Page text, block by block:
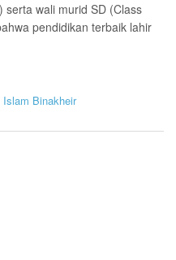
serta wali murid SD (Class
pendidikan terbaik lahir
Binakheir